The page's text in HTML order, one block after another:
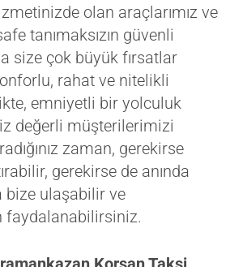
olan araçlarımız ve
tanımaksızın güvenli
size çok büyük fırsatlar
rahat ve nitelikli
emniyetli bir yolculuk
değerli müşterilerimizi
zaman, gerekirse
gerekirse de anında
bize ulaşabilir ve
faydalanabilirsiniz.